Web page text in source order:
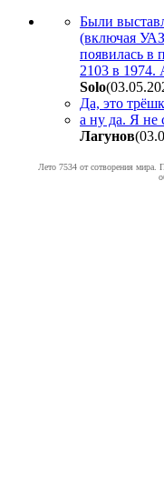
Были
(включая
появилась в
2103 в 1974.
Solo
Да, это
а ну да. Я не
Лaгyнoв
Лето 7534 от сотворения мира.